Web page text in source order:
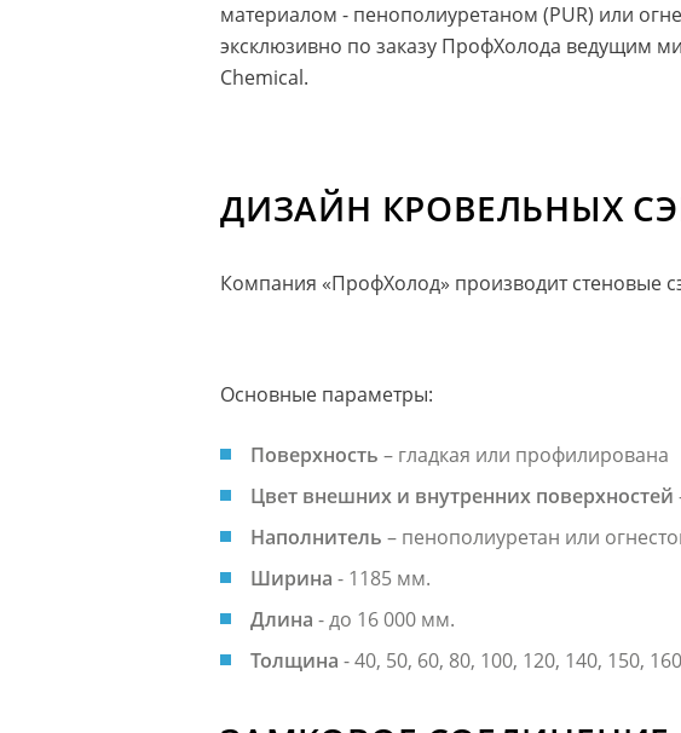
материалом - пенополиуретаном (PUR) или
эксклюзивно по заказу ПрофХолода ведущим
Chemical.
ДИЗАЙН КРОВЕЛЬНЫХ
Компания «ПрофХолод» производит стеновые
Основные параметры:
Поверхность – гладкая или профилирована
Цвет внешних и внутренних поверхностей
Наполнитель – пенополиуретан или
Ширина - 1185 мм.
Длина - до 16 000 мм.
Толщина - 40, 50, 60, 80, 100, 120, 140, 150,